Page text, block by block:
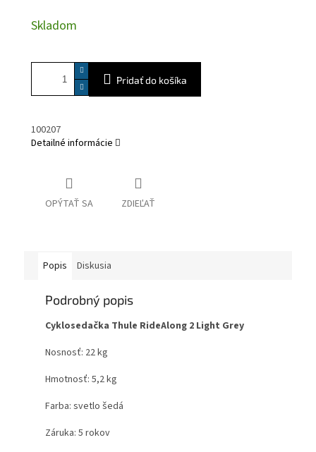
cena:
Skladom
Pridať do košíka
100207
Detailné informácie
OPÝTAŤ SA ZDIEĽAŤ
Popis Diskusia
Podrobný popis
Cyklosedačka Thule RideAlong 2 Light Grey
Nosnosť: 22 kg
Hmotnosť: 5,2 kg
Farba: svetlo šedá
Záruka: 5 rokov